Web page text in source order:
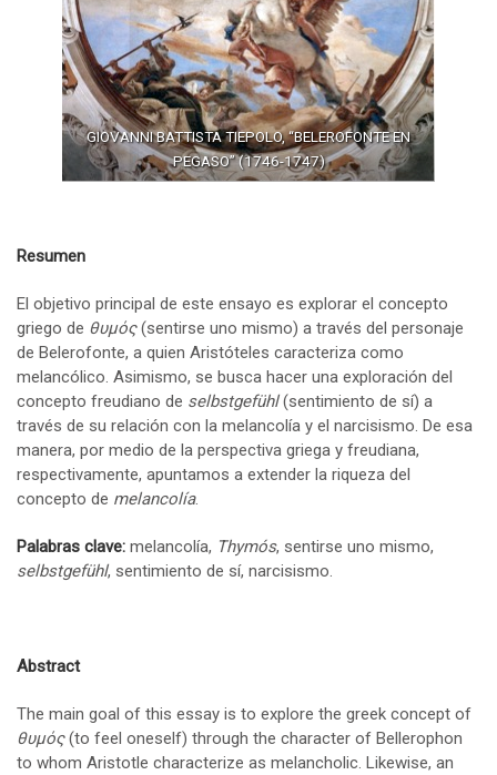
GIOVANNI BATTISTA TIEPOLO, “BELEROFONTE EN
PEGASO” (1746-1747)
Resumen
El objetivo principal de este ensayo es explorar el concepto
griego de θυμός(sentirse uno mismo) a través del personaje
de Belerofonte, a quien Aristóteles caracteriza como
melancólico. Asimismo, se busca hacer una exploración del
concepto freudiano de selbstgefühl(sentimiento de sí) a
través de su relación con la melancolía y el narcisismo. De esa
manera, por medio de la perspectiva griega y freudiana,
respectivamente, apuntamos a extender la riqueza del
concepto de melancolía.
Palabras clave: melancolía, Thymós, sentirse uno mismo,
selbstgefühl, sentimiento de sí, narcisismo.
Abstract
The main goal of this essay is to explore the greek concept of
θυμός(to feel oneself) through the character of Bellerophon
to whom Aristotle characterize as melancholic. Likewise, an